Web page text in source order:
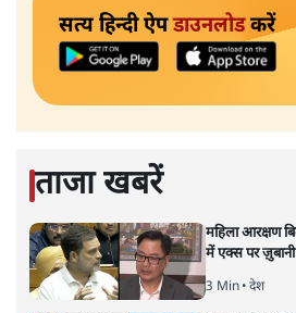
सत्य हिन्दी ऐपडाउनलोडकरें
ताजा खबरें
महिला आरक्षण
में एक्स पर
3 Min• देश